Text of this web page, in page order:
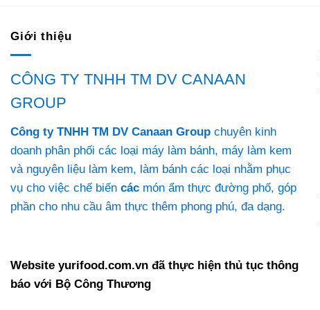
Giới thiệu
CÔNG TY TNHH TM DV CANAAN
GROUP
Công ty TNHH TM DV Canaan Group chuyên kinh
doanh phân phối các loại máy làm bánh, máy làm kem
và nguyên liệu làm kem, làm bánh các loại nhằm phục
vụ cho việc chế biến các món ẩm thực đường phố, góp
phần cho nhu cầu âm thực thêm phong phú, đa dạng.
Website yurifood.com.vn đã thực hiện thủ tục thông
báo với Bộ Công Thương